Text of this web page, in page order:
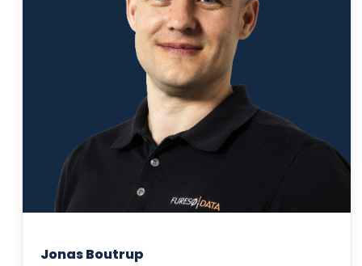
Jonas Boutrup